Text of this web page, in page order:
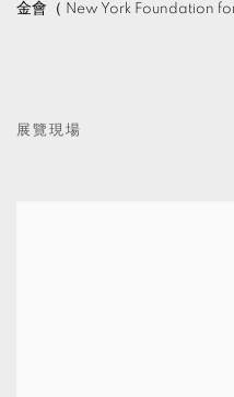
金會（ New York Foundation
展覽現場